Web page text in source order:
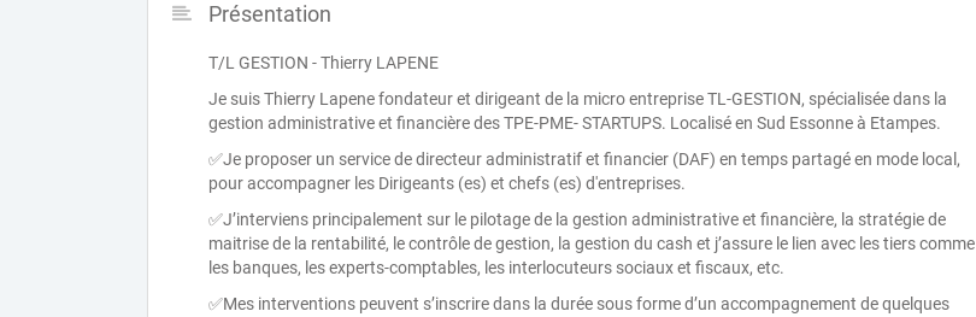
Présentation
T/L GESTION - Thierry LAPENE
Je suis Thierry Lapene fondateur et dirigeant de la micro entreprise TL-GESTION, spécialisée dans la
gestion administrative et financière des TPE-PME- STARTUPS. Localisé en Sud Essonne à Etampes.
✅Je proposer un service de directeur administratif et financier (DAF) en temps partagé en mode local,
pour accompagner les Dirigeants (es) et chefs (es) d'entreprises.
✅J’interviens principalement sur le pilotage de la gestion administrative et financière, la stratégie de
maitrise de la rentabilité, le contrôle de gestion, la gestion du cash et j’assure le lien avec les tiers comme
les banques, les experts-comptables, les interlocuteurs sociaux et fiscaux, etc.
✅Mes interventions peuvent s’inscrire dans la durée sous forme d’un accompagnement de quelques